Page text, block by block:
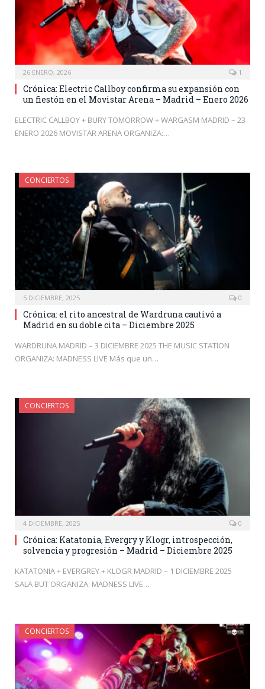
26 ENERO, 2026 1
Crónica: Electric Callboy confirma su expansión con
un fiestón en el Movistar Arena – Madrid – Enero 2026
ELECTRIC CALLBOY + BURY TOMORROW + WARGASM MADRID – 23
ENERO 2026 MOVISTAR ARENA ORGANIZA:…
CONCIERTOS
5 DICIEMBRE, 2025 0
Crónica: el rito ancestral de Wardruna cautivó a
Madrid en su doble cita – Diciembre 2025
WARDRUNA MADRID – 3 DICIEMBRE 2025 THE MUSIC STATION
ORGANIZA: MADNESS LIVE Más que un…
CONCIERTOS
4 DICIEMBRE, 2025 0
Crónica: Katatonia, Evergry y Klogr, introspección,
solvencia y progresión – Madrid – Diciembre 2025
KATATONIA + EVERGREY + KLOGR MADRID – 1 DICIEMBRE 2025
SALA BUT ORGANIZA: MADNESS LIVE…
CONCIERTOS